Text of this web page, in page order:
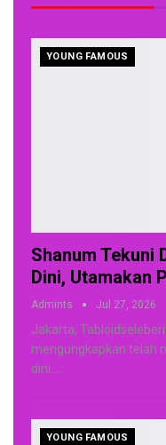
YOUNG FAMOUS
Shanum Tekuni
Dini, Utamakan
Admints Jul 27, 2026
Jakarta,
mengungkapkan telah
dini.
YOUNG FAMOUS